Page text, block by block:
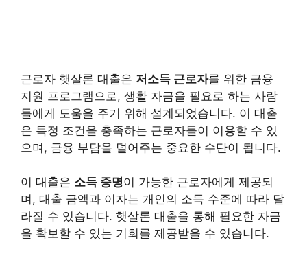
근로자 햇살론 대출은 저소득 근로자를 위한 금융
지원 프로그램으로, 생활 자금을 필요로 하는 사람
들에게 도움을 주기 위해 설계되었습니다. 이 대출
은 특정 조건을 충족하는 근로자들이 이용할 수 있
으며, 금융 부담을 덜어주는 중요한 수단이 됩니다.
이 대출은 소득 증명이 가능한 근로자에게 제공되
며, 대출 금액과 이자는 개인의 소득 수준에 따라 달
라질 수 있습니다. 햇살론 대출을 통해 필요한 자금
을 확보할 수 있는 기회를 제공받을 수 있습니다.